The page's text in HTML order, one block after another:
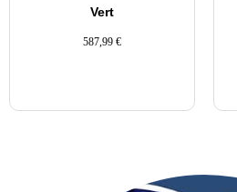
Vert
587,99 €